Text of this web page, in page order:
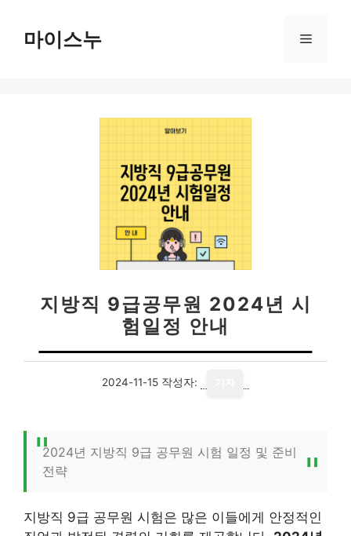
마이스누 메
지방직 9급공무원 2024년 시
험일정 안내
2024-11-15 작성자:
2024년 지방직 9급 공무원 시험 일정 및 준비
전략
지방직 9급 공무원 시험은 많은 이들에게 안정적인